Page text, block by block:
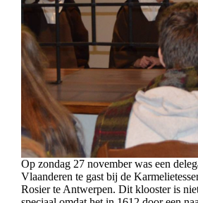
Op zondag 27 november was een
Vlaanderen te gast bij de
Rosier te Antwerpen. Dit klooster is